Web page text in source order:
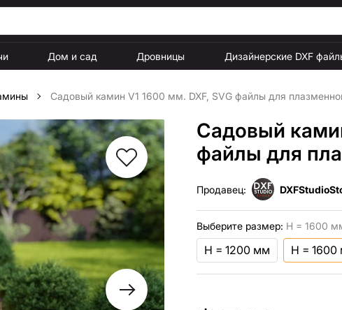
Дом и сад Дровницы Дизайнерские DXF
Садовый камин V1 1600 мм. DXF, SVG файлы для
Садовый
файлы для
Продавец:
Выберите размер: H = 1600
H = 1200 мм H =